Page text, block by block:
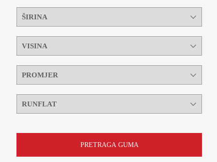
PRETRAGA GUMA